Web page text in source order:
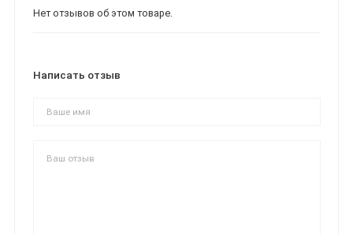
Нет отзывов об этом товаре.
Написать отзыв